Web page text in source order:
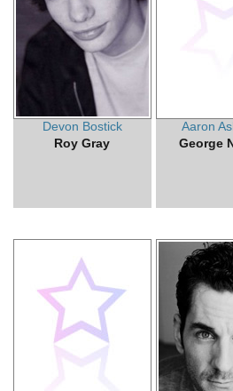
Devon Bostick
Roy Gray
Aaron
George